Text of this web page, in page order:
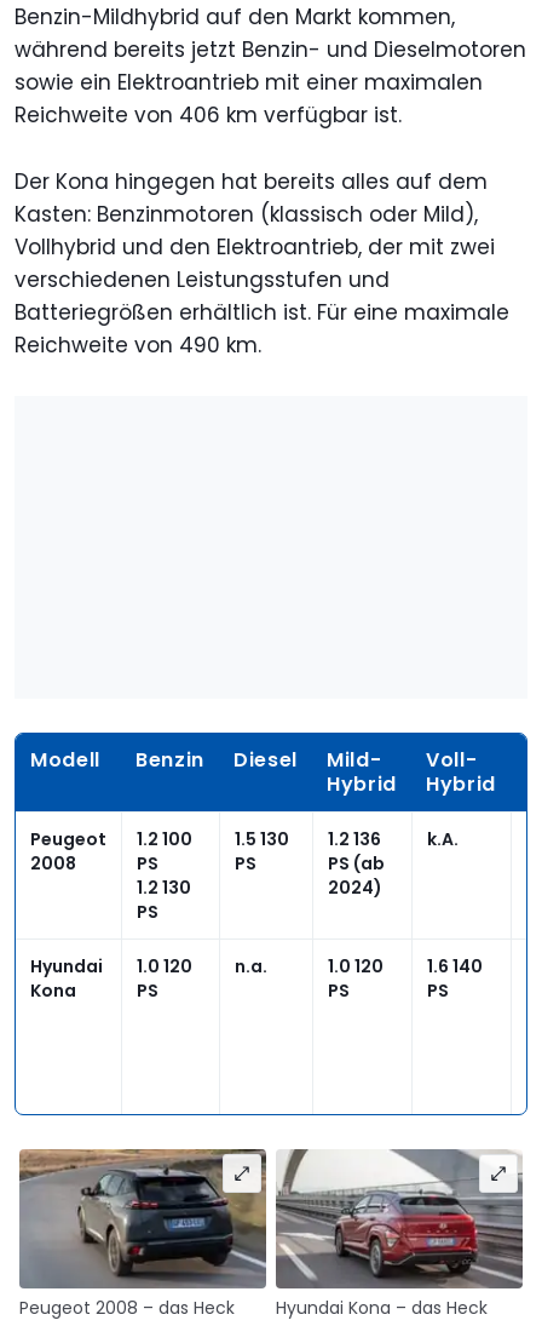
Benzin-Mildhybrid auf den Markt kommen,
während bereits jetzt Benzin- und Dieselmotoren
sowie ein Elektroantrieb mit einer maximalen
Reichweite von 406 km verfügbar ist.
Der Kona hingegen hat bereits alles auf dem
Kasten: Benzinmotoren (klassisch oder Mild),
Vollhybrid und den Elektroantrieb, der mit zwei
verschiedenen Leistungsstufen und
Batteriegrößen erhältlich ist. Für eine maximale
Reichweite von 490 km.
Modell Benzin Diesel
Mild-
Hybrid
Voll-
Hybrid
Peugeot
2008
1.2 100
PS
1.2 130
PS
1.5 130
PS
1.2 136
PS (ab
2024)
k.A.
Hyundai
Kona
1.0 120
PS
n.a.
1.0 120
PS
1.6 140
PS
Peugeot 2008 – das Heck Hyundai Kona – das Heck